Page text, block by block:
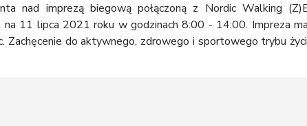
nad imprezą biegową połączoną z Nordic Walking
na 11 lipca 2021 roku w godzinach 8:00 - 14:00. Impreza
Zachęcenie do aktywnego, zdrowego i sportowego trybu